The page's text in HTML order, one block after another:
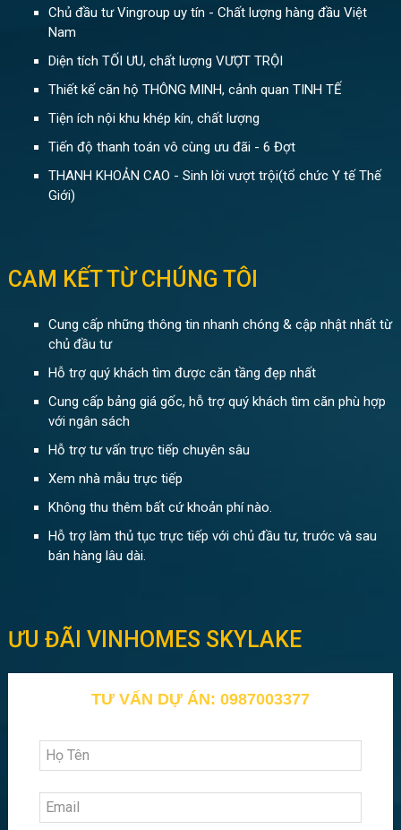
Chủ đầu tư Vingroup uy tín - Chất lượng hàng đầu Việt
Nam
Diện tích TỐI ƯU, chất lượng VƯỢT TRỘI
Thiết kế căn hộ THÔNG MINH, cảnh quan TINH TẾ
Tiện ích nội khu khép kín, chất lượng
Tiến độ thanh toán vô cùng ưu đãi - 6 Đợt
THANH KHOẢN CAO - Sinh lời vượt trội(tổ chức Y tế Thế
Giới)
CAM KẾT TỪ CHÚNG TÔI
Cung cấp những thông tin nhanh chóng & cập nhật nhất từ
chủ đầu tư
Hỗ trợ quý khách tìm được căn tầng đẹp nhất
Cung cấp bảng giá gốc, hỗ trợ quý khách tìm căn phù hợp
với ngân sách
Hỗ trợ tư vấn trực tiếp chuyên sâu
Xem nhà mẫu trực tiếp
Không thu thêm bất cứ khoản phí nào.
Hỗ trợ làm thủ tục trực tiếp với chủ đầu tư, trước và sau
bán hàng lâu dài.
ƯU ĐÃI VINHOMES SKYLAKE
TƯ VẤN DỰ ÁN: 0987003377